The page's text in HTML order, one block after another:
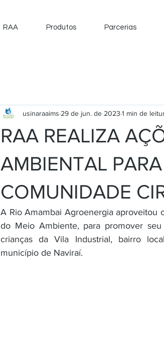
RAA Produtos Parcerias
RAA REALIZA
AMBIENTAL
COMUNIDADE
usinaraaims 29 de jun. de 2023 1 min de
A Rio Amambai Agroenergia aproveitou
do Meio Ambiente, para promover
crianças da Vila Industrial, bairro
município de Naviraí.